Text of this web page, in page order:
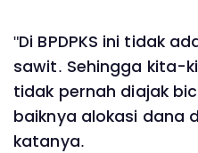
"Di BPDPKS ini tidak
sawit. Sehingga kita-
tidak pernah diajak
baiknya alokasi dana
katanya.